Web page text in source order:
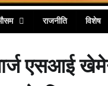
राजनीति विशेष
एसआई